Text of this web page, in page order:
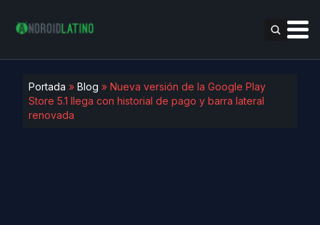
Portada » Blog » Nueva versión de la Google Play
Store 5.1 llega con historial de pago y barra lateral
renovada